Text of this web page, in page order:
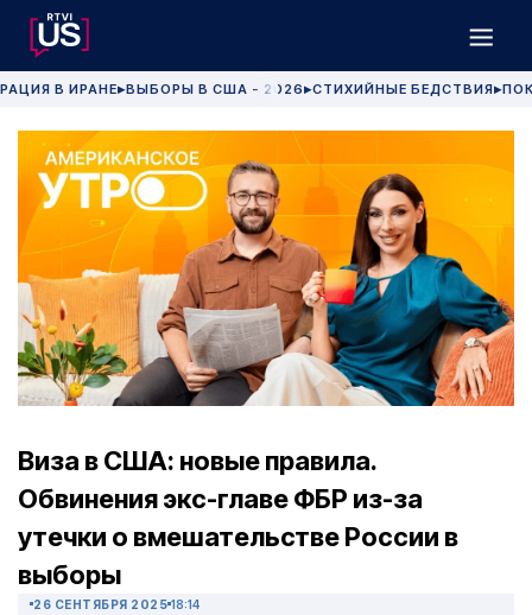
В ИРАНЕ▶ВЫБОРЫ В США - 2026 ▶СТИХИЙНЫЕ БЕДСТВИЯ▶
Виза в США: новые правила.
Обвинения экс-главе ФБР из-за
утечки о вмешательстве России в
выборы
26 СЕНТЯБРЯ 2025 18:14